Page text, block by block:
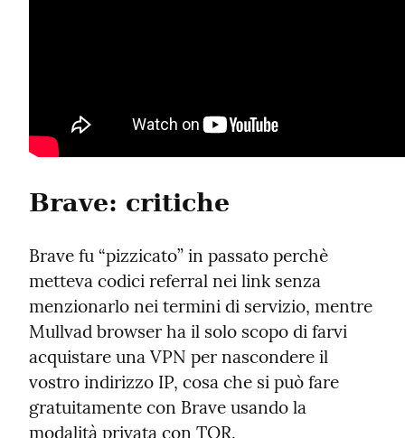
Brave: critiche
Brave fu “pizzicato” in passato perchè
metteva codici referral nei link senza
menzionarlo nei termini di servizio, mentre
Mullvad browser ha il solo scopo di farvi
acquistare una VPN per nascondere il
vostro indirizzo IP, cosa che si può fare
gratuitamente con Brave usando la
modalità privata con TOR.